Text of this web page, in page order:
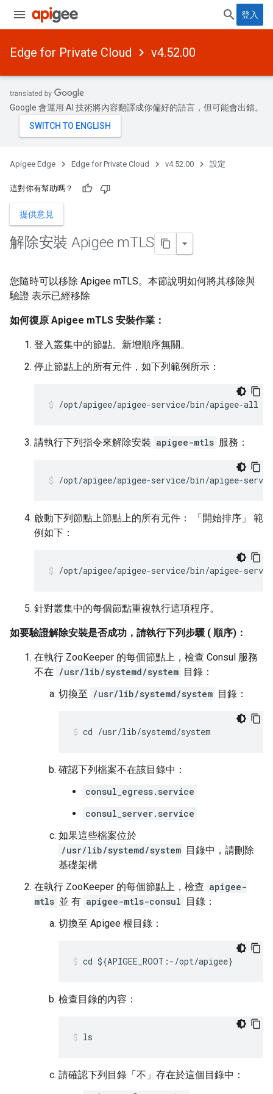
登入
Edge for Private Cloud v4.52.00
Google 會運用 AI 技術將內容翻譯成你偏好的語言，但可能會出錯。
Apigee Edge Edge for Private Cloud v4.52.00 設定
這對你有幫助嗎？
提供意見
解除安裝 Apigee mTLS
您隨時可以移除 Apigee mTLS。本節說明如何將其移除與
驗證 表示已經移除
如何復原 Apigee mTLS 安裝作業：
登入叢集中的節點。新增順序無關。
停止節點上的所有元件，如下列範例所示：
/opt/apigee/apigee-service/bin/apigee-all
請執行下列指令來解除安裝 apigee-mtls 服務：
/opt/apigee/apigee-service/bin/apigee-
啟動下列節點上節點上的所有元件：
「開始排序」 範
例如下：
/opt/apigee/apigee-service/bin/apigee-
針對叢集中的每個節點重複執行這項程序。
如要驗證解除安裝是否成功，請執行下列步驟 ( 順序)：
在執行 ZooKeeper 的每個節點上，檢查 Consul 服務
不在 /usr/lib/systemd/system 目錄：
切換至 /usr/lib/systemd/system 目錄：
cd /usr/lib/systemd/system
確認下列檔案不在該目錄中：
consul_egress.service
consul_server.service
如果這些檔案位於
/usr/lib/systemd/system 目錄中，請刪除
基礎架構
在執行 ZooKeeper 的每個節點上，檢查 apigee-
mtls 並 有 apigee-mtls-consul 目錄：
切換至 Apigee 根目錄：
cd ${APIGEE_ROOT:-/opt/apigee}
檢查目錄的內容：
ls
請確認下列目錄「不」 存在於這個目錄中：